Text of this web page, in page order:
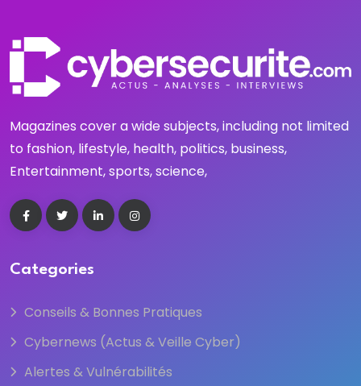
Magazines cover a wide subjects, including not limited
to fashion, lifestyle, health, politics, business,
Entertainment, sports, science,
Categories
Conseils & Bonnes Pratiques
Cybernews (Actus & Veille Cyber)
Alertes & Vulnérabilités